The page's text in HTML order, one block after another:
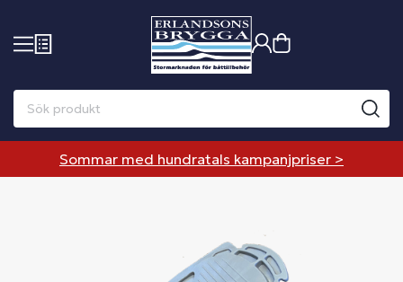
Sommar med hundratals kampanjpriser >